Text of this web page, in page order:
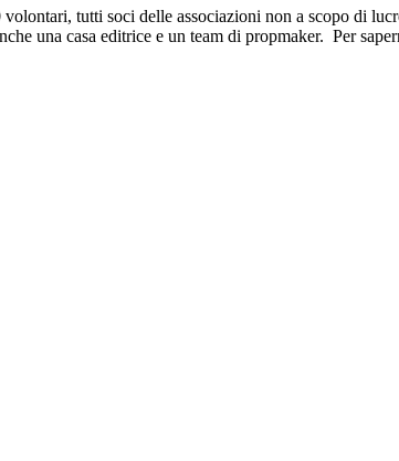
tutti soci delle associazioni non a scopo di
una casa editrice e un team di propmaker. Per